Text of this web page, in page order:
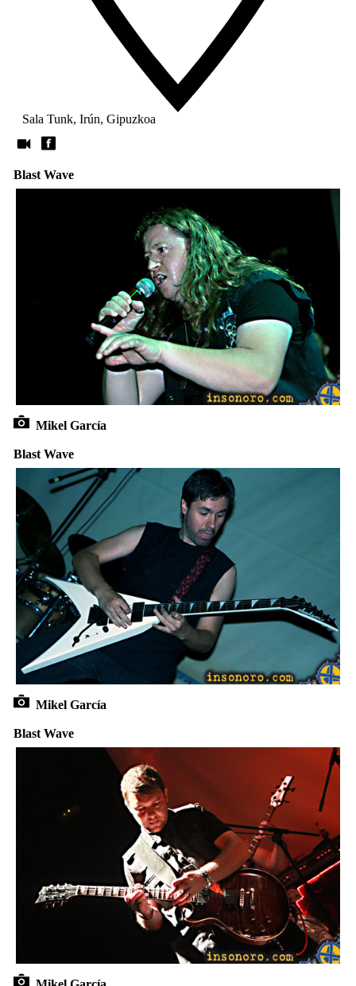
Sala Tunk, Irún, Gipuzkoa
Blast Wave
Mikel García
Blast Wave
Mikel García
Blast Wave